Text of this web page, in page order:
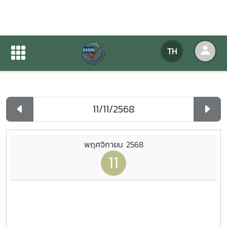
TH
ปฏิทินกิจกรรมของหน่วยงาน
ปฏิทินกิจกรรมของหน่วยงาน
พฤศจิกายน 2568
11